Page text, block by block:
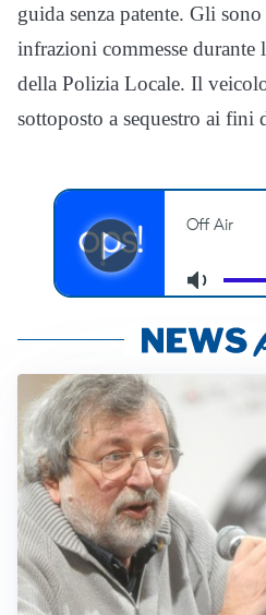
guida senza patente. Gli
infrazioni commesse durante
della Polizia Locale. Il
sottoposto a sequestro ai fini